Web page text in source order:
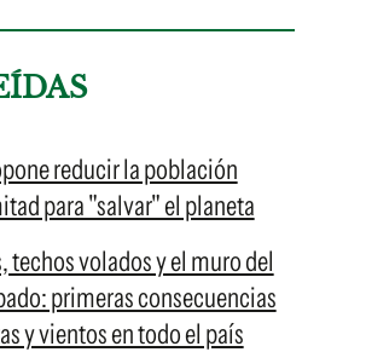
reducir la población
para "salvar" el planeta
techos volados y el muro del
primeras consecuencias
y vientos en todo el país